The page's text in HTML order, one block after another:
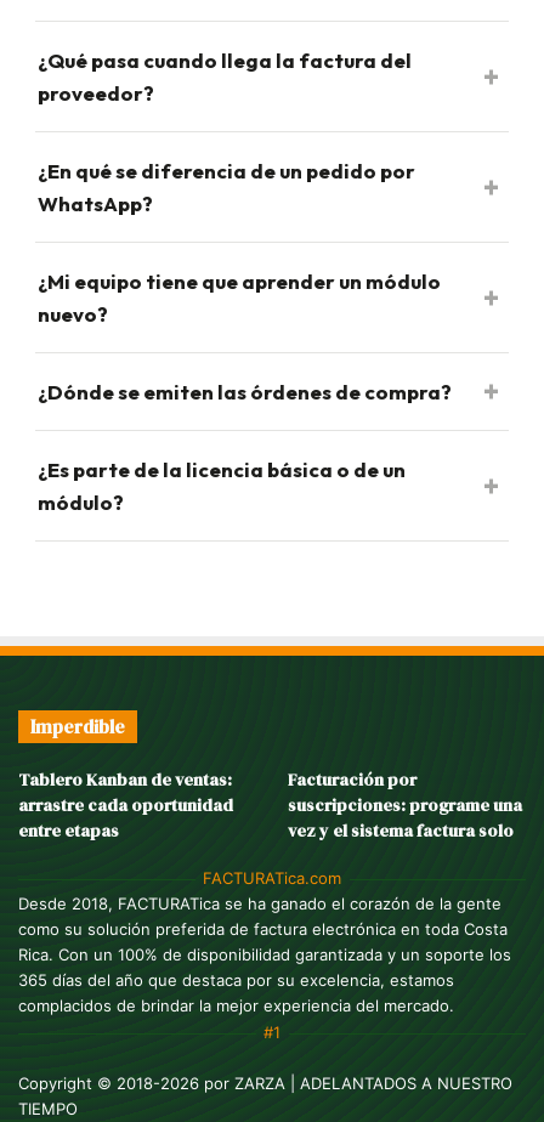
¿Qué pasa cuando llega la factura del
proveedor?
¿En qué se diferencia de un pedido por
WhatsApp?
¿Mi equipo tiene que aprender un módulo
nuevo?
¿Dónde se emiten las órdenes de compra?
¿Es parte de la licencia básica o de un
módulo?
Imperdible
Tablero Kanban de ventas:
arrastre cada oportunidad
entre etapas
Facturación por
suscripciones: programe una
vez y el sistema factura solo
FACTURATica.com
Desde 2018, FACTURATica se ha ganado el corazón de la gente
como su solución preferida de factura electrónica en toda Costa
Rica. Con un 100% de disponibilidad garantizada y un soporte los
365 días del año que destaca por su excelencia, estamos
complacidos de brindar la mejor experiencia del mercado.
#1
Copyright © 2018-2026 por ZARZA | ADELANTADOS A NUESTRO
TIEMPO